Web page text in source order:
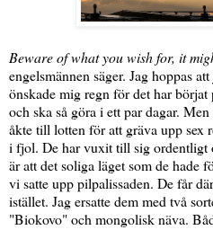
Beware of what you wish for, it
engelsmännen säger. Jag hoppas
önskade mig regn för det har
och ska så göra i ett par dagar.
åkte till lotten för att gräva upp sex
i fjol. De har vuxit till sig ordentligt
är att det soliga läget som de hade
vi satte upp pilpalissaden. De får
istället. Jag ersatte dem med två
"Biokovo" och mongolisk näva.